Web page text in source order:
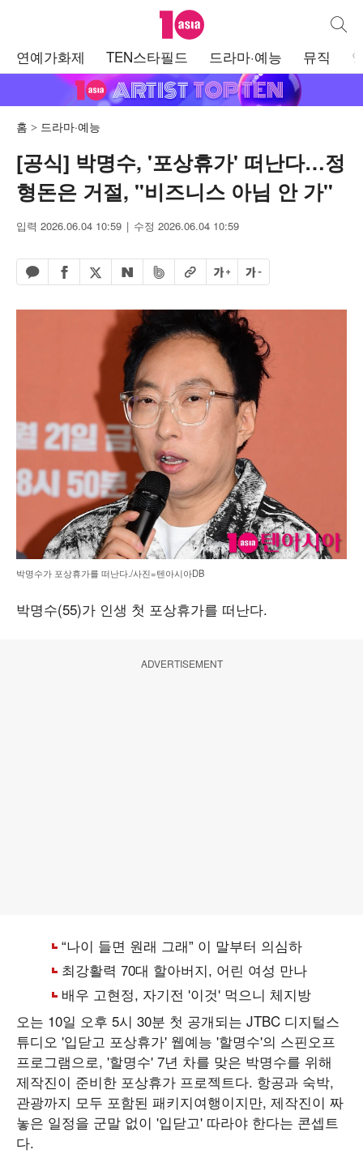
텐아시아 통합
연예가화제 TEN스타필드 드라마·예능 뮤직
홈 드라마·예능
[공식] 박명수, '포상휴가' 떠난다…정
형돈은 거절, "비즈니스 아님 안 가"
입력 2026.06.04 10:59 수정 2026.06.04 10:59
카카오톡 공유하기
페이스북 공유하기
엑스 공유하기
네이버 공유하기
밴드 공유하기
URL복사글자 크게글자 작게
박명수가 포상휴가를 떠난다./사진=텐아시아DB
박명수(55)가 인생 첫 포상휴가를 떠난다.
ADVERTISEMENT
오는 10일 오후 5시 30분 첫 공개되는 JTBC 디지털스
튜디오 '입닫고 포상휴가' 웹예능 '할명수'의 스핀오프
프로그램으로, '할명수' 7년 차를 맞은 박명수를 위해
제작진이 준비한 포상휴가 프로젝트다. 항공과 숙박,
관광까지 모두 포함된 패키지여행이지만, 제작진이 짜
놓은 일정을 군말 없이 '입닫고' 따라야 한다는 콘셉트
다.